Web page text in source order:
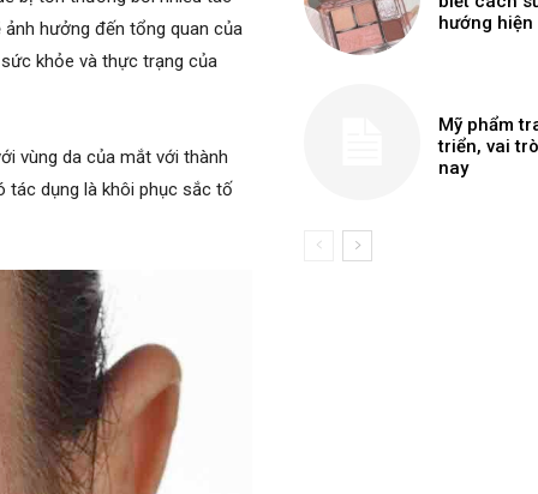
hưởng đến tổng quan của
khỏe và thực trạng của
vùng da của mắt với thành
tác dụng là khôi phục sắc tố
hướng hiện
Mỹ phẩm
triển, vai
nay